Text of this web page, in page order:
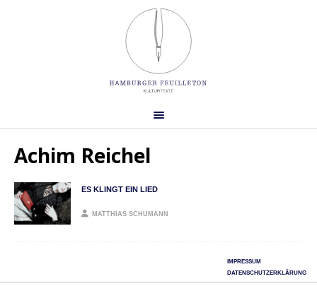
Achim Reichel
ES KLINGT EIN LIED
MATTHIAS SCHUMANN
IMPRESSUM
DATENSCHUTZERKLÄRUNG